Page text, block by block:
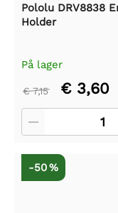
Pololu DRV8838
Holder
På lager
€ 7,15 € 3,60
-50 %